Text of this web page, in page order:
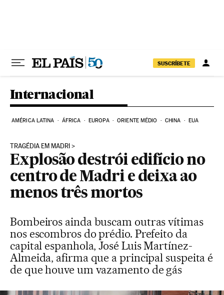
SUSCRÍBETE
Internacional
AMÉRICA LATINA ÁFRICA EUROPA ORIENTE MÉDIO CHINA EUA
TRAGÉDIA EM MADRI
Explosão destrói edifício no
centro de Madri e deixa ao
menos três mortos
Bombeiros ainda buscam outras vítimas
nos escombros do prédio. Prefeito da
capital espanhola, José Luis Martínez-
Almeida, afirma que a principal suspeita é
de que houve um vazamento de gás